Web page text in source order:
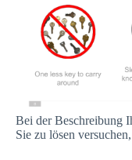
Bei der Beschreibung
Sie zu lösen